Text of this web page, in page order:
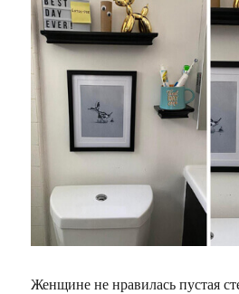
Женщине не нравилась пустая